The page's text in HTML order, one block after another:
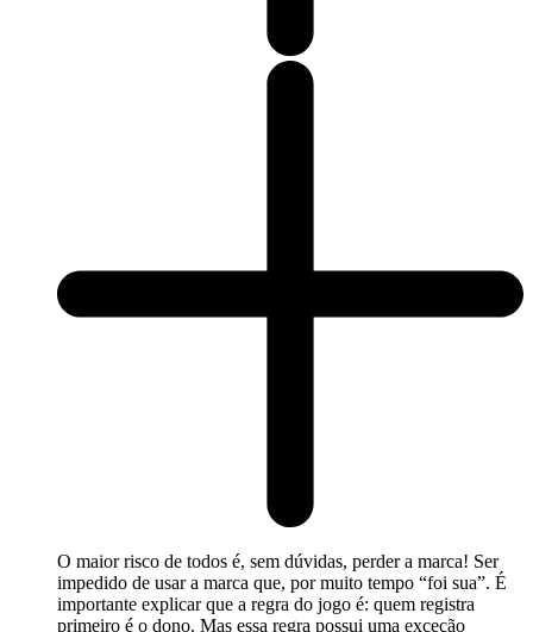
O maior risco de todos é, sem dúvidas, perder a marca! Ser
impedido de usar a marca que, por muito tempo “foi sua”. É
importante explicar que a regra do jogo é: quem registra
primeiro é o dono. Mas essa regra possui uma exceção